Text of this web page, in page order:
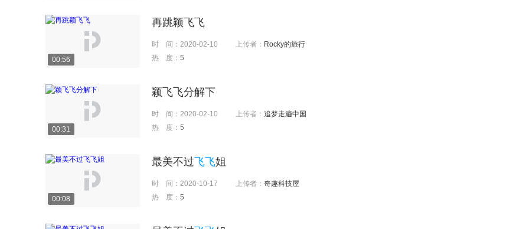
00:56
再跳颖飞飞
时 间： 2020-02-10 上传者： Rocky的旅行
热 度： 5
00:31
颖飞飞分解下
时 间： 2020-02-10 上传者： 追梦走遍中国
热 度： 5
00:08
最美不过 飞飞姐
时 间： 2020-10-17 上传者： 奇趣科技屋
热 度： 5